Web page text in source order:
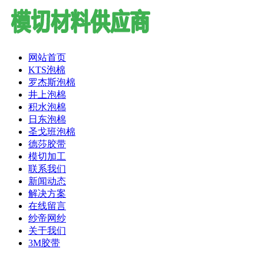
网站首页
KTS泡棉
罗杰斯泡棉
井上泡棉
积水泡棉
日东泡棉
圣戈班泡棉
德莎胶带
模切加工
联系我们
新闻动态
解决方案
在线留言
纱帝网纱
关于我们
3M胶带